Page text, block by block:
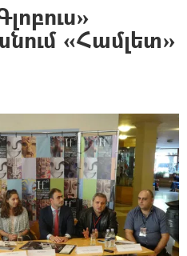
«Համլետ»